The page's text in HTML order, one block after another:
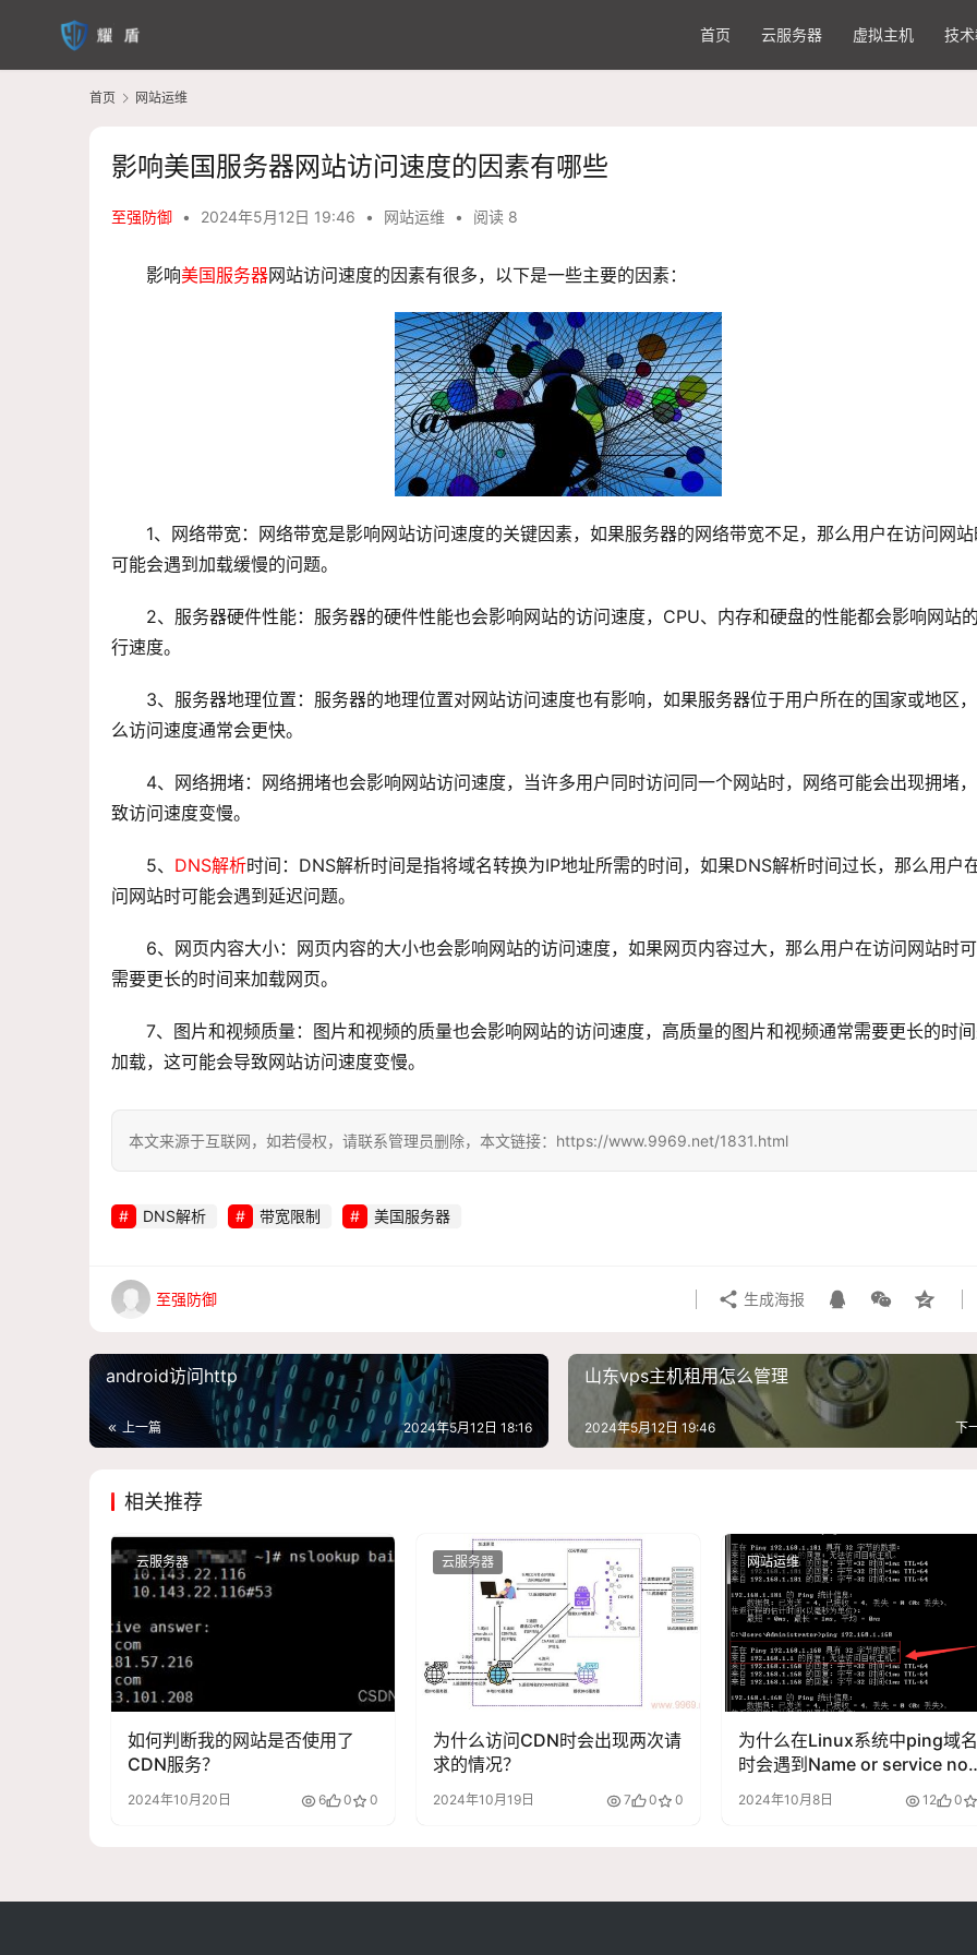
首页 云服务器 虚拟主机 技
首页 网站运维
影响美国服务器网站访问速度的因素有哪些
至强防御 • 2024年5月12日 19:46 • 网站运维 • 阅读 8
影响美国服务器网站访问速度的因素有很多，以下是一些主要的因素：
1、网络带宽：网络带宽是影响网站访问速度的关键因素，如果服务器的网络带宽不足，那么用户在访问网
可能会遇到加载缓慢的问题。
2、服务器硬件性能：服务器的硬件性能也会影响网站的访问速度，CPU、内存和硬盘的性能都会影响网站
行速度。
3、服务器地理位置：服务器的地理位置对网站访问速度也有影响，如果服务器位于用户所在的国家或地区
么访问速度通常会更快。
4、网络拥堵：网络拥堵也会影响网站访问速度，当许多用户同时访问同一个网站时，网络可能会出现拥堵
致访问速度变慢。
5、 DNS解析时间：DNS解析时间是指将域名转换为IP地址所需的时间，如果DNS解析时间过长，那么用户
问网站时可能会遇到延迟问题。
6、网页内容大小：网页内容的大小也会影响网站的访问速度，如果网页内容过大，那么用户在访问网站时
需要更长的时间来加载网页。
7、图片和视频质量：图片和视频的质量也会影响网站的访问速度，高质量的图片和视频通常需要更长的时
加载，这可能会导致网站访问速度变慢。
本文来源于互联网，如若侵权，请联系管理员删除，本文链接：https://www.9969.net/1831.html
DNS解析 带宽限制 美国服务器
至强防御 生成海报
android访问http
上一篇 2024年5月12日 18:16
山东vps主机租用怎么管理
下
2024年5月12日 19:46
相关推荐
云服务器
如何判断我的网站是否使用了
CDN服务？
2024年10月20日 6 0 0
云服务器
为什么访问CDN时会出现两次请
求的情况？
2024年10月19日 7 0 0
网站运维
为什么在Linux系统中ping域名
时会遇到Name or service not
known的错误提示？
2024年10月8日 12 0